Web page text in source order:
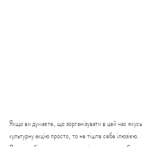
Якщо ви думаєте, що зорганізувати в цей час якусь
культурну акцію просто, то не тіште себе ілюзією.